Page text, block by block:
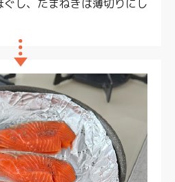
し、たまねぎは薄切りにし